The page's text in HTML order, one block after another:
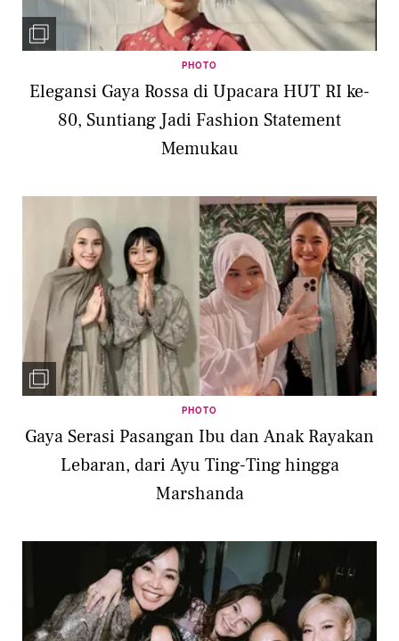
PHOTO
Elegansi Gaya Rossa di Upacara HUT RI ke-
80, Suntiang Jadi Fashion Statement
Memukau
PHOTO
Gaya Serasi Pasangan Ibu dan Anak Rayakan
Lebaran, dari Ayu Ting-Ting hingga
Marshanda